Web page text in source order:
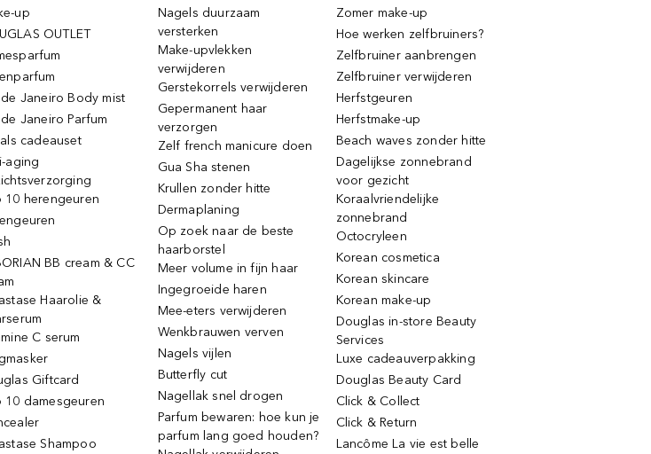
up
OUTLET
Janeiro Body mist
Janeiro Parfum
cadeauset
aging
10 herengeuren
BB cream & CC
Haarolie &
C serum
Giftcard
10 damesgeuren
Shampoo
Nagels duurzaam
versterken
Make-upvlekken
verwijderen
Gerstekorrels verwijderen
Gepermanent haar
verzorgen
Zelf french manicure doen
Gua Sha stenen
Krullen zonder hitte
Dermaplaning
Op zoek naar de beste
haarborstel
Meer volume in fijn haar
Ingegroeide haren
Mee-eters verwijderen
Wenkbrauwen verven
Nagels vijlen
Butterfly cut
Nagellak snel drogen
Parfum bewaren: hoe kun je
parfum lang goed houden?
Zomer make-up
Hoe werken zelfbruiners?
Zelfbruiner aanbrengen
Zelfbruiner verwijderen
Herfstgeuren
Herfstmake-up
Beach waves zonder hitte
Dagelijkse zonnebrand
voor gezicht
Koraalvriendelijke
zonnebrand
Octocryleen
Korean cosmetica
Korean skincare
Korean make-up
Douglas in-store Beauty
Services
Luxe cadeauverpakking
Douglas Beauty Card
Click & Collect
Click & Return
Lancôme La vie est belle